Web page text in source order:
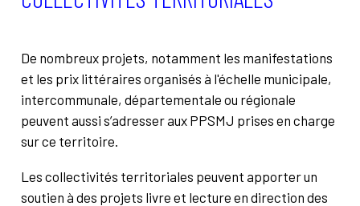
De nombreux projets, notamment les manifestations
et les prix littéraires organisés à l'échelle municipale,
intercommunale, départementale ou régionale
peuvent aussi s’adresser aux PPSMJ prises en charge
sur ce territoire.
Les collectivités territoriales peuvent apporter un
soutien à des projets livre et lecture en direction des